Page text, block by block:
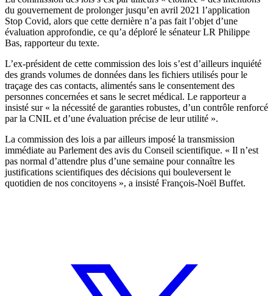
du gouvernement de prolonger jusqu’en avril 2021 l’application
Stop Covid, alors que cette dernière n’a pas fait l’objet d’une
évaluation approfondie, ce qu’a déploré le sénateur LR Philippe
Bas, rapporteur du texte.
L’ex-président de cette commission des lois s’est d’ailleurs inquiété
des grands volumes de données dans les fichiers utilisés pour le
traçage des cas contacts, alimentés sans le consentement des
personnes concernées et sans le secret médical. Le rapporteur a
insisté sur « la nécessité de garanties robustes, d’un contrôle renforcé
par la CNIL et d’une évaluation précise de leur utilité ».
La commission des lois a par ailleurs imposé la transmission
immédiate au Parlement des avis du Conseil scientifique. « Il n’est
pas normal d’attendre plus d’une semaine pour connaître les
justifications scientifiques des décisions qui bouleversent le
quotidien de nos concitoyens », a insisté François-Noël Buffet.